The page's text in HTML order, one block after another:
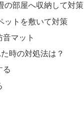
部屋へ収納して対策
ットを敷いて対策
マット
時の対処法は？
る